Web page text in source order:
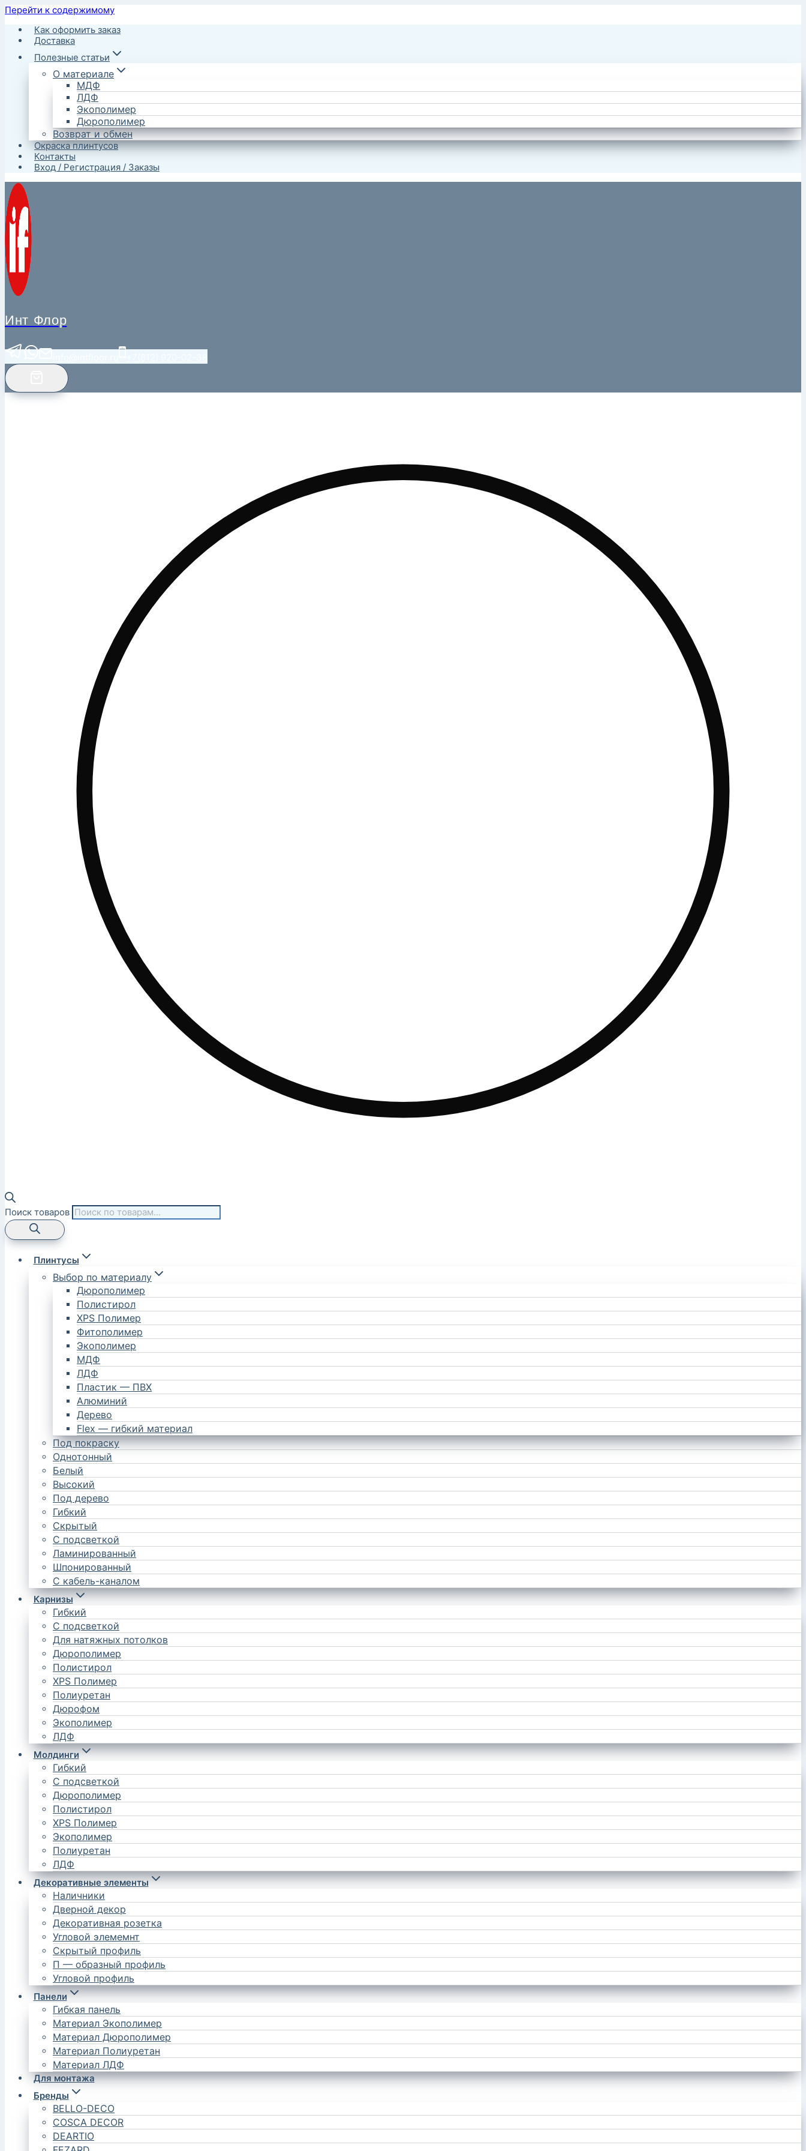
Перейти к содержимому
Как оформить заказ
Доставка
Полезные статьи
О материале
МДФ
ЛДФ
Экополимер
Дюрополимер
Возврат и обмен
Окраска плинтусов
Контакты
Вход / Регистрация / Заказы
Инт Флор
Поиск товаров
Плинтусы
Выбор по материалу
Дюрополимер
Полистирол
XPS Полимер
Фитополимер
Экополимер
МДФ
ЛДФ
Пластик — ПВХ
Алюминий
Дерево
Flex — гибкий материал
Под покраску
Однотонный
Белый
Высокий
Под дерево
Гибкий
Скрытый
С подсветкой
Ламинированный
Шпонированный
С кабель-каналом
Карнизы
Гибкий
С подсветкой
Для натяжных потолков
Дюрополимер
Полистирол
XPS Полимер
Полиуретан
Дюрофом
Экополимер
ЛДФ
Молдинги
Гибкий
С подсветкой
Дюрополимер
Полистирол
XPS Полимер
Экополимер
Полиуретан
ЛДФ
Декоративные элементы
Наличники
Дверной декор
Декоративная розетка
Угловой элемемнт
Скрытый профиль
П — образный профиль
Угловой профиль
Панели
Гибкая панель
Материал Экополимер
Материал Дюрополимер
Материал Полиуретан
Материал ЛДФ
Для монтажа
Бренды
BELLO-DECO
COSCA DECOR
DEARTIO